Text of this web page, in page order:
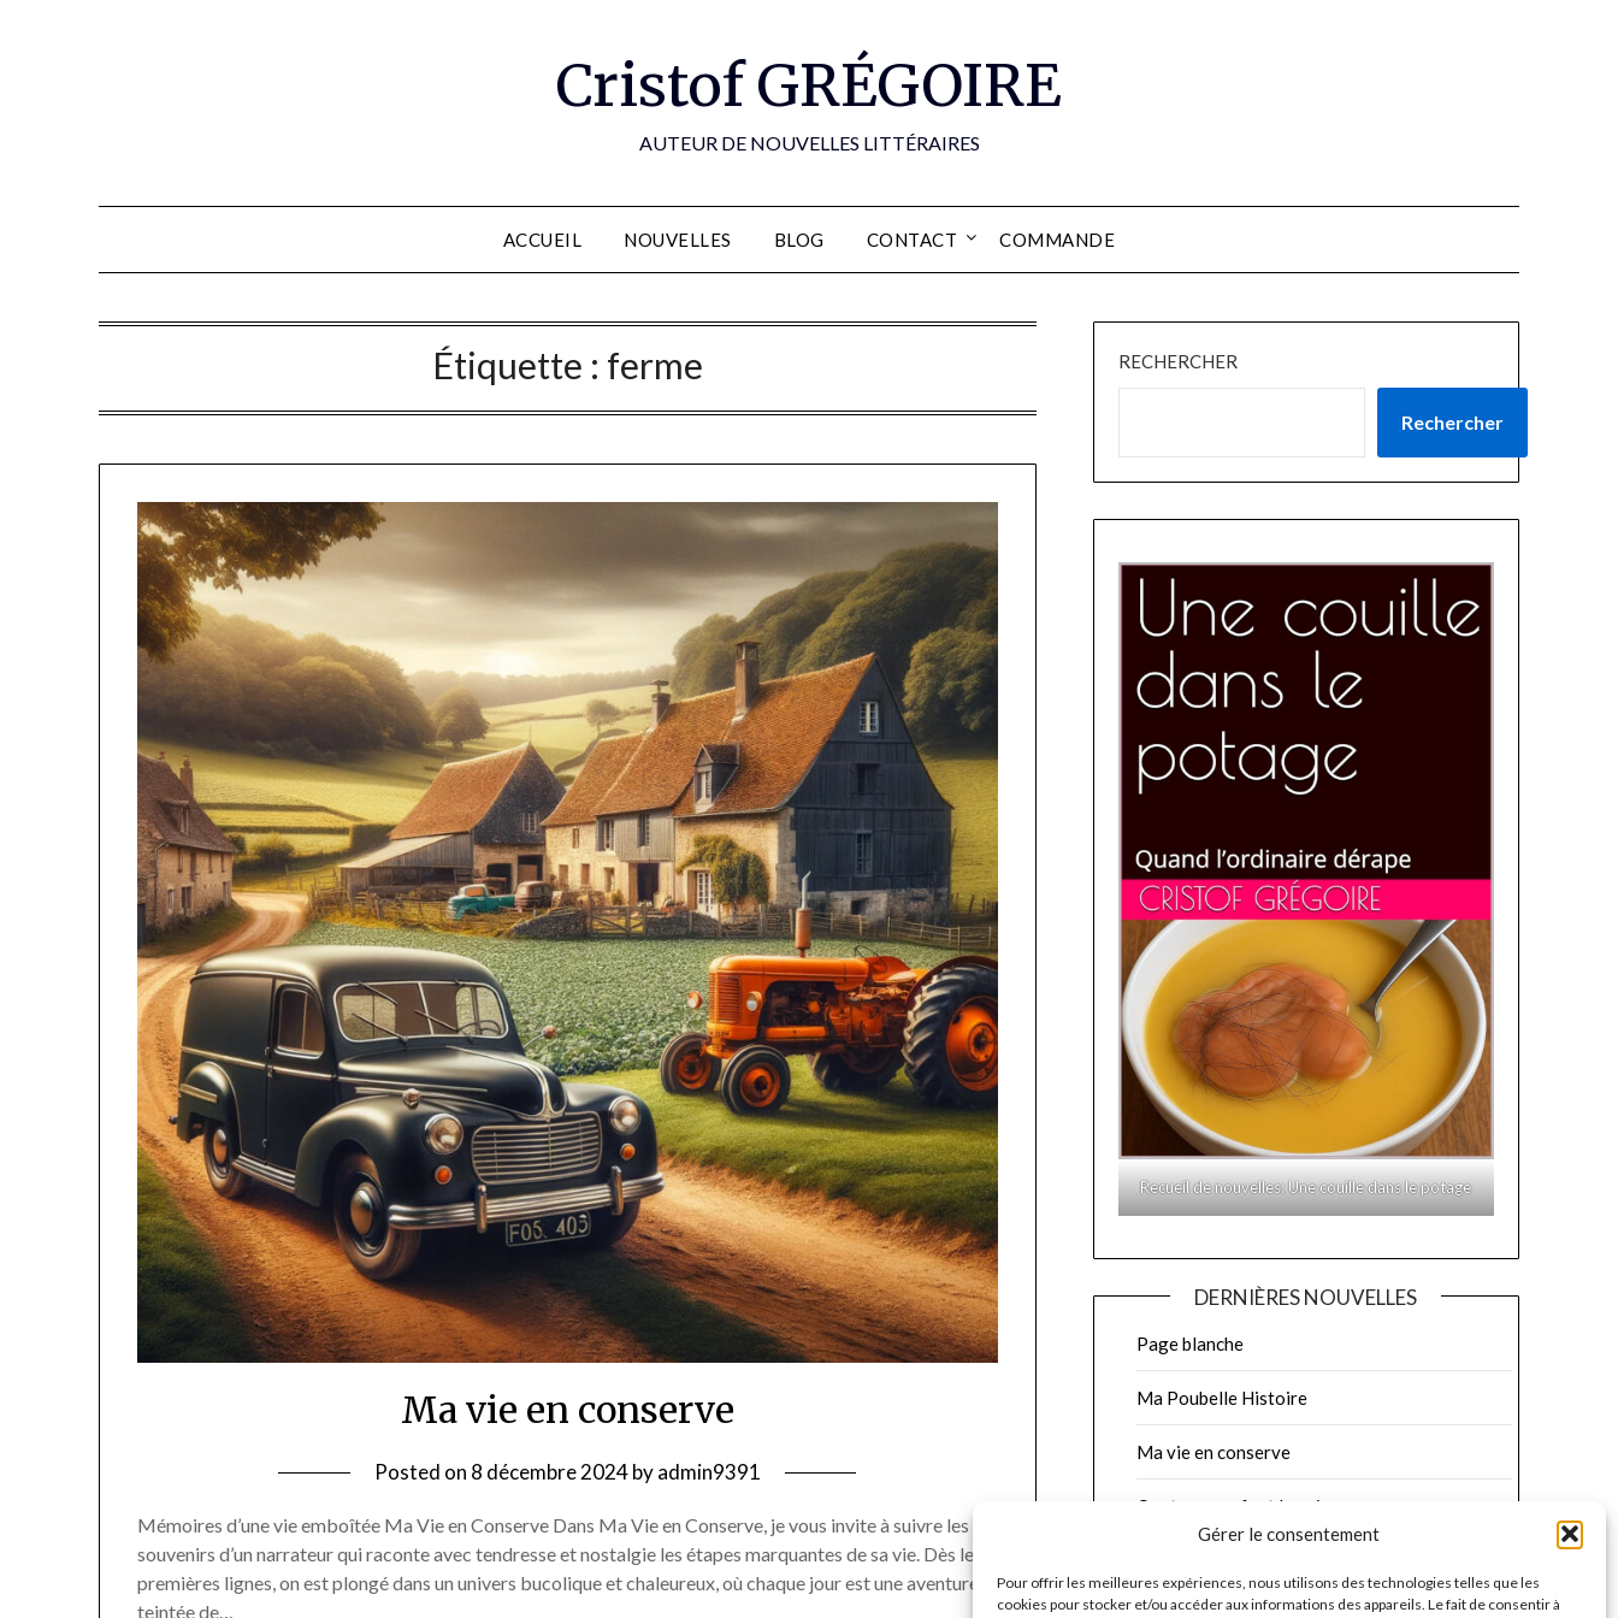
Gérer le consentement
Pour offrir les meilleures expériences, nous utilisons des technologies telles que les
cookies pour stocker et/ou accéder aux informations des appareils. Le fait de consentir à
Cristof GRÉGOIRE
AUTEUR DE NOUVELLES LITTÉRAIRES
ACCUEIL NOUVELLES BLOG CONTACT COMMANDE
Étiquette : ferme
Ma vie en conserve
Posted on 8 décembre 2024byadmin9391
Mémoires d’une vie emboîtée Ma Vie en Conserve Dans Ma Vie en Conserve, je vous invite à suivre les
souvenirs d’un narrateur qui raconte avec tendresse et nostalgie les étapes marquantes de sa vie. Dès les
premières lignes, on est plongé dans un univers bucolique et chaleureux, où chaque jour est une aventure
teintée de…
RECHERCHER
Rechercher
Recueil de nouvelles: Une couille dans le potage
DERNIÈRES NOUVELLES
Page blanche
Ma Poubelle Histoire
Ma vie en conserve
Quatre murs font la paire